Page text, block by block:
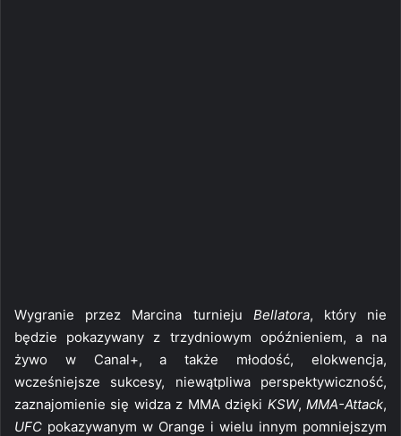
Wygranie przez Marcina turnieju Bellatora, który nie
będzie pokazywany z trzydniowym opóźnieniem, a na
żywo w Canal+, a także młodość, elokwencja,
wcześniejsze sukcesy, niewątpliwa perspektywiczność,
zaznajomienie się widza z MMA dzięki KSW,MMA-Attack,
UFC pokazywanym w Orange i wielu innym pomniejszym